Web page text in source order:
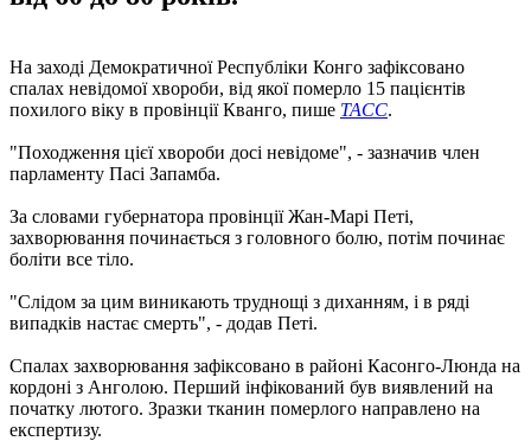
На заході Демократичної Республіки Конго зафіксовано
спалах невідомої хвороби, від якої померло 15 пацієнтів
похилого віку в провінції Кванго, пише ТАСС.
"Походження цієї хвороби досі невідоме", - зазначив член
парламенту Пасі Запамба.
За словами губернатора провінції Жан-Марі Петі,
захворювання починається з головного болю, потім починає
боліти все тіло.
"Слідом за цим виникають труднощі з диханням, і в ряді
випадків настає смерть", - додав Петі.
Спалах захворювання зафіксовано в районі Касонго-Люнда на
кордоні з Анголою. Перший інфікований був виявлений на
початку лютого. Зразки тканин померлого направлено на
експертизу.